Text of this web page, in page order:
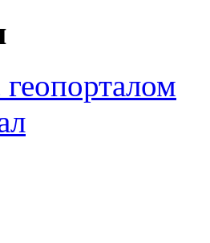
геопорталом